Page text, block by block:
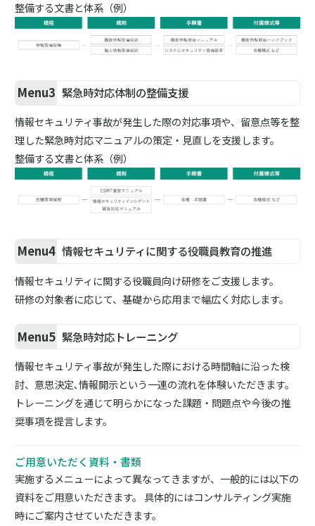
整備する文書と体系（例）
Menu3 緊急時対応体制の整備支援
情報セキュリティ事故が発生した際の対応事項や、留意点等を整
理した緊急時対応マニュアルの策定・見直しを支援します。
整備する文書と体系（例）
Menu4 情報セキュリティに関する役職員教育の推進
情報セキュリティに関する役職員向け研修をご支援します。
研修の対象者に応じて、基礎から応用まで幅広く対応します。
Menu5 緊急時対応トレーニング
情報セキュリティ事故が発生した際における時間軸に沿った検
討、意思決定､情報開示という一連の流れを体験いただきます。
トレーニングを通じて明らかになった課題・問題点や今後の推
奨事項を提言します。
ご用意いただく資料・書類
実施するメニューによって異なってきますが、一般的には以下の
資料をご用意いただきます。 具体的にはコンサルティング実施
時にご案内させていただきます。